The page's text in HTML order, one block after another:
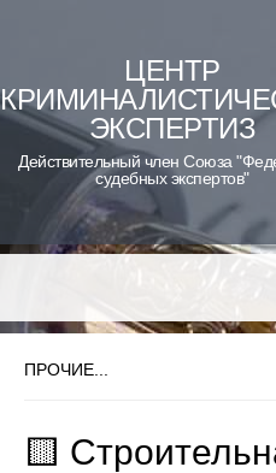
content
ЦЕНТР
ЭКСПЕРТИЗ
Действительный член Союза
судебных экспертов"
ПРОЧИЕ...
🟨